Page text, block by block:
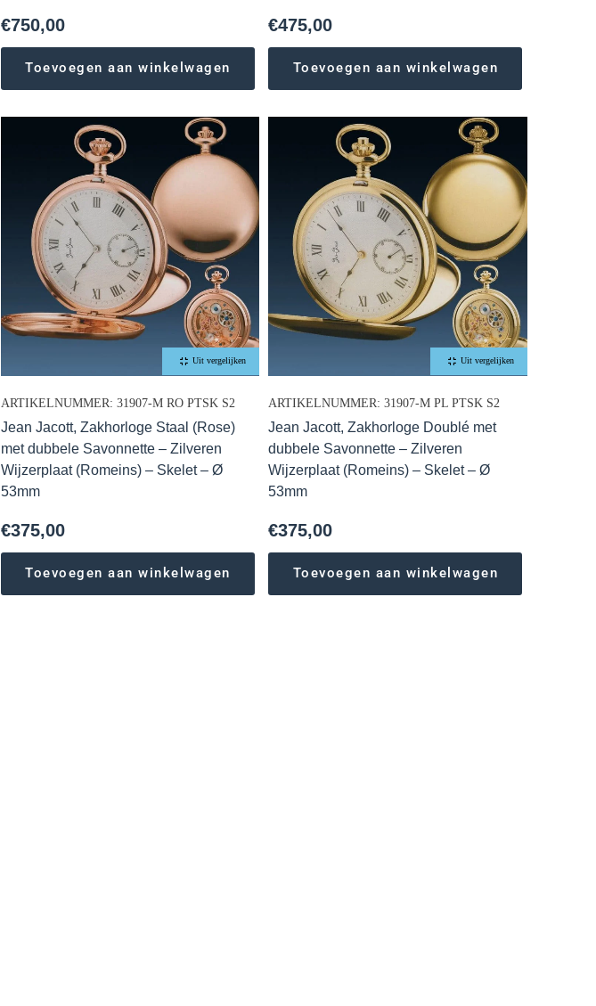
€750,00
Toevoegen aan winkelwagen
€475,00
Toevoegen aan winkelwagen
Uit vergelijken
ARTIKELNUMMER: 31907-M RO PTSK S2
Jean Jacott, Zakhorloge Staal (Rose)
met dubbele Savonnette – Zilveren
Wijzerplaat (Romeins) – Skelet – Ø
53mm
€375,00
Toevoegen aan winkelwagen
Uit vergelijken
ARTIKELNUMMER: 31907-M PL PTSK S2
Jean Jacott, Zakhorloge Doublé met
dubbele Savonnette – Zilveren
Wijzerplaat (Romeins) – Skelet – Ø
53mm
€375,00
Toevoegen aan winkelwagen